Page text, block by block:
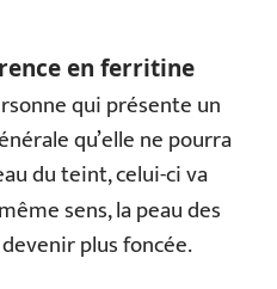
en ferritine
qui présente un
qu’elle ne pourra
du teint, celui-ci va
sens, la peau des
plus foncée.